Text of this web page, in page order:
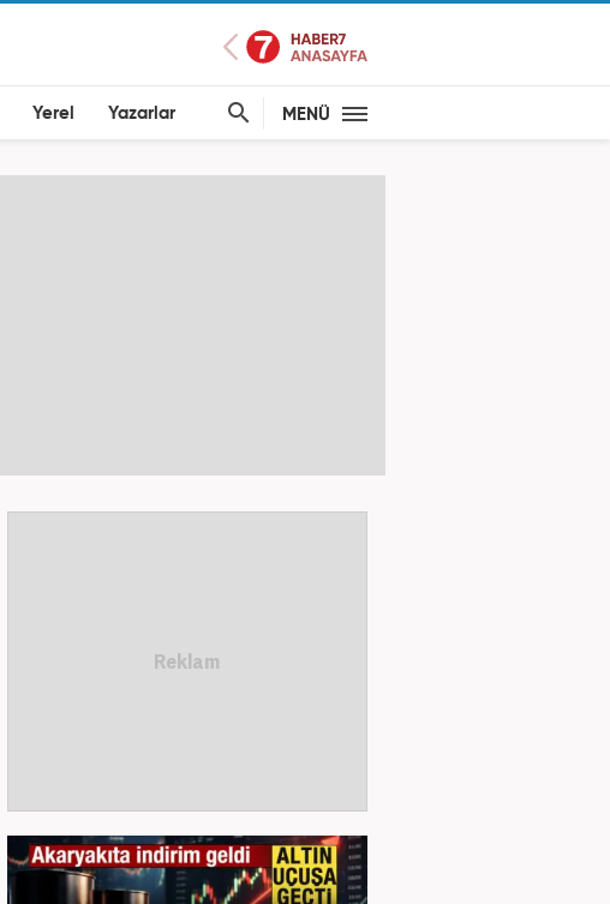
Yerel Yazarlar MENÜ